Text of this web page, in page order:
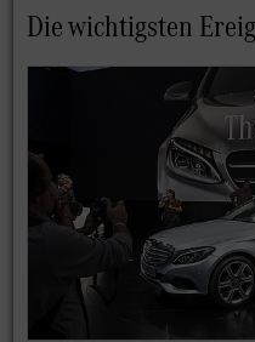
Die wichtigsten